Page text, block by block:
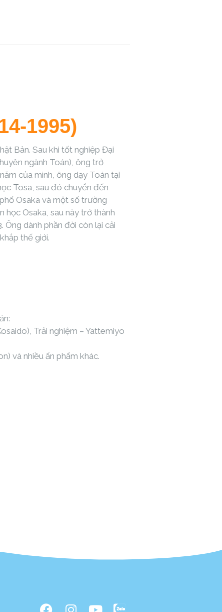
1995)
Bản. Sau khi tốt nghiệp Đại
ngành Toán), ông trở
của mình, ông dạy Toán tại
Tosa, sau đó chuyển đến
Osaka và một số trường
học Osaka, sau này trở thành
Ông dành phần đời còn lại cải
thế giới.
Trải nghiệm – Yattemiyo
và nhiều ấn phẩm khác.